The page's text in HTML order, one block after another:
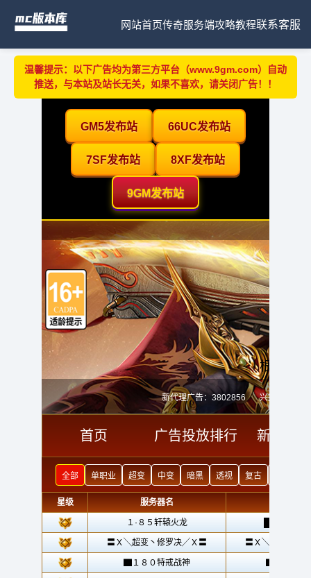
网站首页传奇服务端攻略教程联系客服
温馨提示：以下广告均为第三方平台（www.9gm.com）自动
推送，与本站及站长无关，如果不喜欢，请关闭广告！！